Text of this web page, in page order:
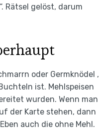
Rätsel gelöst, darum
oder Germknödel ,
ist. Mehlspeisen
wurden. Wenn man
der Karte stehen, dann
auch die ohne Mehl.